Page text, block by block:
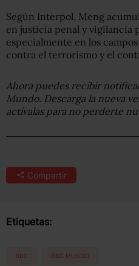
Según Interpol, Meng
en justicia penal y vigilancia
especialmente en los
contra el terrorismo y el
Ahora puedes recibir
Mundo. Descarga la nueva
actívalas para no perderte
Compartir
Etiquetas:
BBC BBC MUNDO